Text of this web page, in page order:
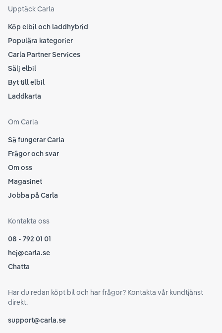
Upptäck Carla
Köp elbil och laddhybrid
Populära kategorier
Carla Partner Services
Sälj elbil
Byt till elbil
Laddkarta
Om Carla
Så fungerar Carla
Frågor och svar
Om oss
Magasinet
Jobba på Carla
Kontakta oss
08 - 792 01 01
hej@carla.se
Chatta
Har du redan köpt bil och har frågor? Kontakta vår kundtjänst
direkt.
support@carla.se